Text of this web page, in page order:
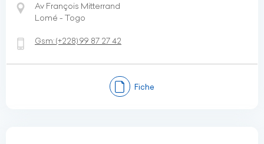
Av François Mitterrand
Lomé - Togo
Gsm:(+228)99 87 27 42
Fiche